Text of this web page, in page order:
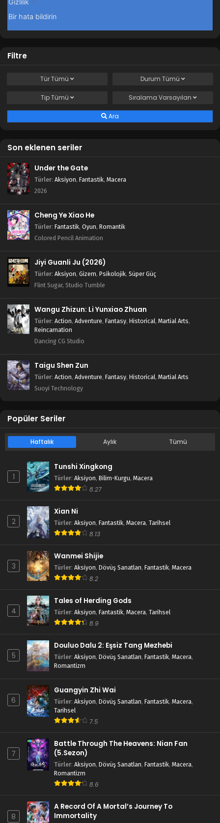
Filtre
TürTümü Durum Tümü
TipTümü Sıralama Varsayılan
Ara
Son eklenen seriler
Under the Gate
Türler: Aksiyon, Fantastik, Macera
2026
Cheng Ye Xiao He
Türler: Fantastik, Oyun, Romantik
Colored Pencil Animation
Jiyi Guanli Ju (2026)
Türler: Aksiyon, Gizem, Psikolojik, Süper Güç
Flint Sugar, Studio Tumble
Wangu Zhizun: Li Yunxiao Zhuan
Türler: Action, Adventure, Fantasy, Historical, Martial Arts,
Reincarnation
Dancing CG Studio
Taigu Shen Zun
Türler: Action, Adventure, Fantasy, Historical, Martial Arts
Suoyi Technology
Popüler Seriler
Haftalık Aylık Tümü
1
Tunshi Xingkong
Türler: Aksiyon, Bilim-Kurgu, Macera
8.27
2
Xian Ni
Türler: Aksiyon, Fantastik, Macera, Tarihsel
8.13
3
Wanmei Shijie
Türler: Aksiyon, Dövüş Sanatları, Fantastik, Macera
8.2
4
Tales of Herding Gods
Türler: Aksiyon, Fantastik, Macera, Tarihsel
8.9
5
Douluo Dalu 2: Eşsiz Tang Mezhebi
Türler: Aksiyon, Dövüş Sanatları, Fantastik, Macera,
Romantizm
6
Guangyin Zhi Wai
Türler: Aksiyon, Dövüş Sanatları, Fantastik, Macera,
Tarihsel
7.5
7
Battle Through The Heavens: Nian Fan
(5.Sezon)
Türler: Aksiyon, Dövüş Sanatları, Fantastik, Macera,
Romantizm
8.6
8
A Record Of A Mortal’s Journey To
Immortality